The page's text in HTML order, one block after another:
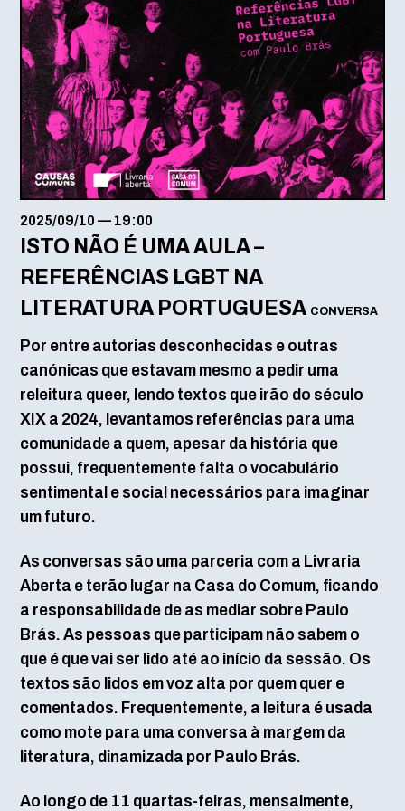
2025/09/10 — 19:00
ISTO NÃO É UMA AULA –
REFERÊNCIAS LGBT NA
LITERATURA PORTUGUESA CONVERSA
Por entre autorias desconhecidas e outras
canónicas que estavam mesmo a pedir uma
releitura queer, lendo textos que irão do século
XIX a 2024, levantamos referências para uma
comunidade a quem, apesar da história que
possui, frequentemente falta o vocabulário
sentimental e social necessários para imaginar
um futuro.
As conversas são uma parceria com a Livraria
Aberta e terão lugar na Casa do Comum, ficando
a responsabilidade de as mediar sobre Paulo
Brás. As pessoas que participam não sabem o
que é que vai ser lido até ao início da sessão. Os
textos são lidos em voz alta por quem quer e
comentados. Frequentemente, a leitura é usada
como mote para uma conversa à margem da
literatura, dinamizada por Paulo Brás.
Ao longo de 11 quartas-feiras, mensalmente,